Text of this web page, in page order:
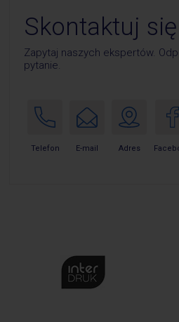
Skontaktuj
Zapytaj naszych ekspertów.
pytanie.
Telefon E-mail Adres